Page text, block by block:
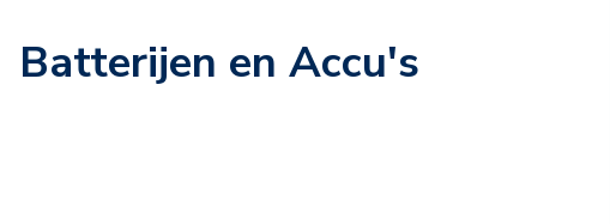
Batterijen en Accu's